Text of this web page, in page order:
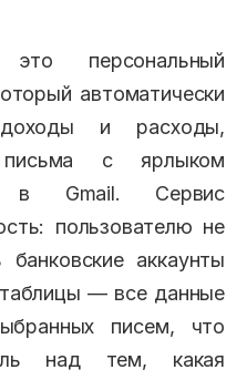
персональный
автоматически
и расходы,
письма с ярлыком
в Gmail. Сервис
пользователю не
аккаунты
— все данные
писем, что
над тем, какая